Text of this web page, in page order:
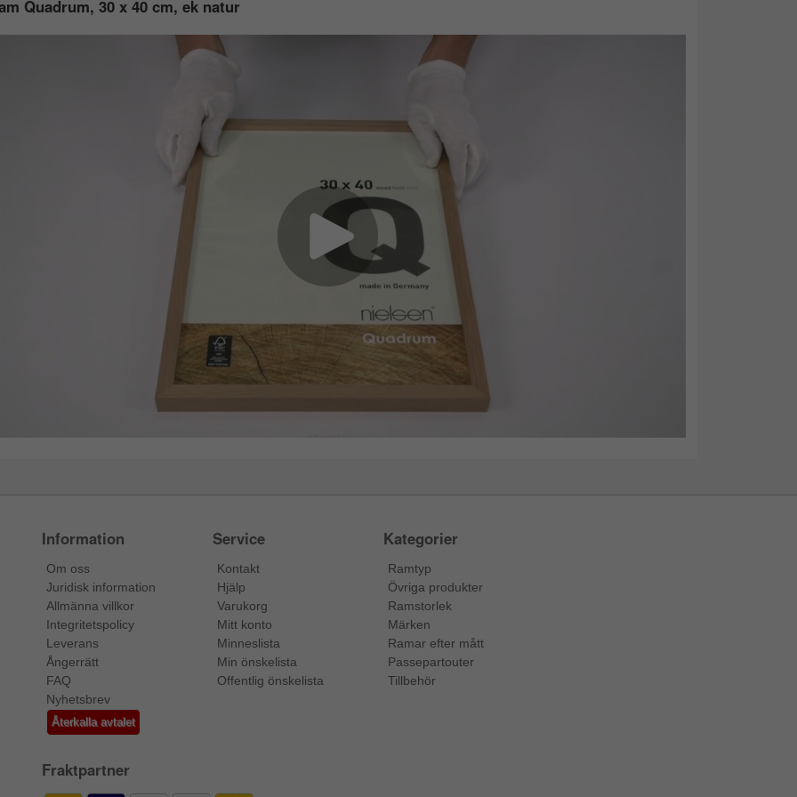
Quadrum, 30 x 40 cm, ek natur
Information
Om oss
Juridisk information
Allmänna villkor
Integritetspolicy
Leverans
Ångerrätt
FAQ
Nyhetsbrev
Återkalla avtalet
Service
Kontakt
Hjälp
Varukorg
Mitt konto
Minneslista
Min önskelista
Offentlig önskelista
Kategorier
Ramtyp
Övriga produkter
Ramstorlek
Märken
Ramar efter mått
Passepartouter
Tillbehör
Fraktpartner